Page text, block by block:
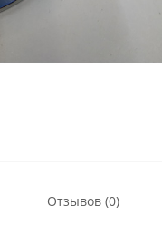
Отзывов (0)